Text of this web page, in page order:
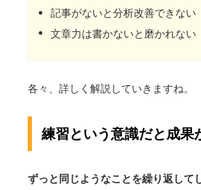
記事がないと分析改善できない
文章力は書かないと磨かれない
各々、詳しく解説していきますね。
練習という意識だと成果
ずっと同じようなことを繰り返して